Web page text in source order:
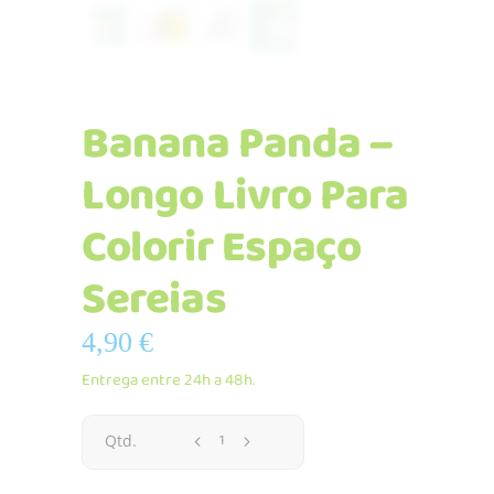
Banana Panda –
Longo Livro Para
Colorir Espaço
Sereias
4,90€
Entrega entre 24h a 48h.
Banana
Qtd.